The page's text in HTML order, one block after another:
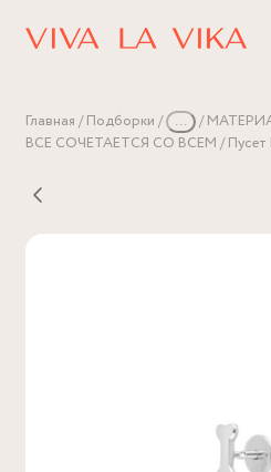
Главная Подборки ...
ВСЕ СОЧЕТАЕТСЯ СО ВСЕМ